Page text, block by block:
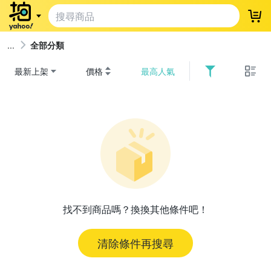
登
全部分類
最新上架 價格 最高人氣
找不到商品嗎？換換其他條件吧！
清除條件再搜尋